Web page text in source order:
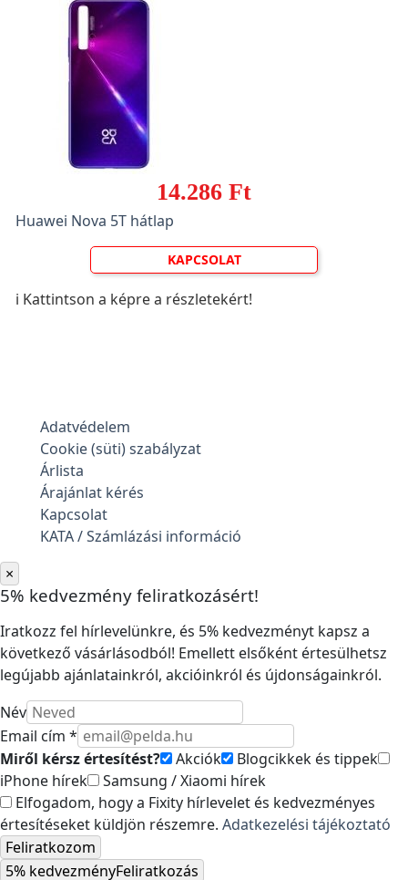
14.286 Ft
Huawei Nova 5T hátlap
KAPCSOLAT
ℹ️ Kattintson a képre a részletekért!
Adatvédelem
Cookie (süti) szabályzat
Árlista
Árajánlat kérés
Kapcsolat
KATA / Számlázási információ
×
5% kedvezmény feliratkozásért!
Iratkozz fel hírlevelünkre, és 5% kedvezményt kapsz a
következő vásárlásodból! Emellett elsőként értesülhetsz
legújabb ajánlatainkról, akcióinkról és újdonságainkról.
Név
Email cím *
Miről kérsz értesítést?
Akciók
Blogcikkek és tippek
iPhone hírek
Samsung / Xiaomi hírek
Elfogadom, hogy a Fixity hírlevelet és kedvezményes
értesítéseket küldjön részemre. Adatkezelési tájékoztató
Feliratkozom
5% kedvezményFeliratkozás